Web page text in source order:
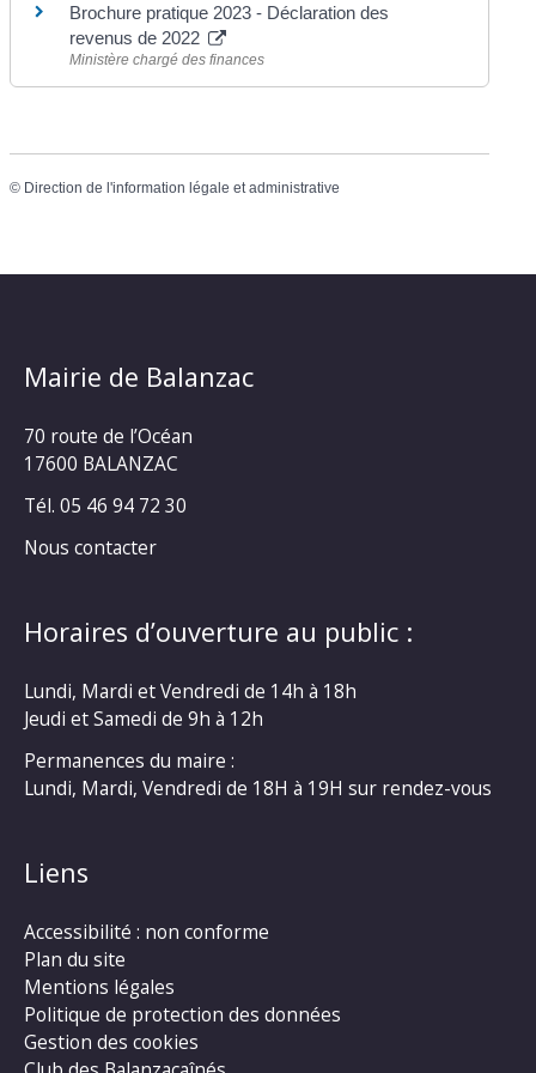
Brochure pratique 2023 - Déclaration des
revenus de 2022
Ministère chargé des finances
© Direction de l'information légale et administrative
Mairie de Balanzac
70 route de l’Océan
17600 BALANZAC
Tél. 05 46 94 72 30
Nous contacter
Horaires d’ouverture au public :
Lundi, Mardi et Vendredi de 14h à 18h
Jeudi et Samedi de 9h à 12h
Permanences du maire :
Lundi, Mardi, Vendredi de 18H à 19H sur rendez-vous
Liens
Accessibilité : non conforme
Plan du site
Mentions légales
Politique de protection des données
Gestion des cookies